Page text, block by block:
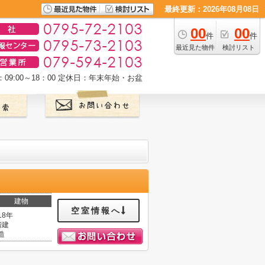
最終更新：2026年08月08日
00件
最近見た物件
00件
検討リスト
09:00～18：00 定休日：年末年始・お盆
建物
年
建
空室情報へ